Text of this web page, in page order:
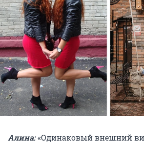
Алина:«Одинаковый внешний